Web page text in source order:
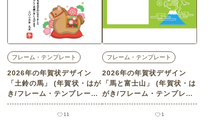
フレーム・テンプレート
2026年の年賀状デザイン
「土鈴の馬」 (年賀状・はが
き/フレーム・テンプレート
の介護イラスト素材)
11
フレーム・テンプレート
2026年の年賀状デザイン
「馬と富士山」 (年賀状・は
がき/フレーム・テンプレー
トの介護イラスト素材)
1